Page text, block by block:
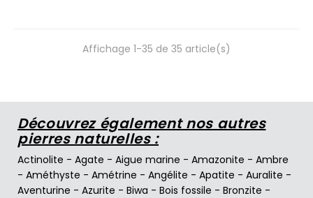
Affichage 1-35 de 35 article(s)
Découvrez également nos autres
pierres naturelles :
Actinolite - Agate - Aigue marine - Amazonite - Ambre
- Améthyste - Amétrine - Angélite - Apatite - Auralite -
Aventurine - Azurite - Biwa - Bois fossile - Bronzite -